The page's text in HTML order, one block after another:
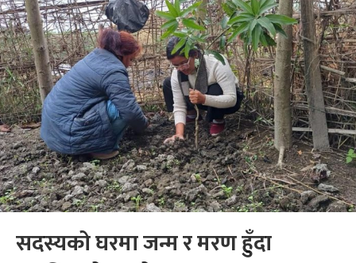
सदस्यको घरमा जन्म र मरण हुँदा